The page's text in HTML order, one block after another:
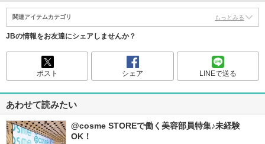
関連アイテムカテゴリ もっとみる
JBの情報をお友達にシェアしませんか？
ポスト シェア LINEで送る
あわせて読みたい
@cosme STOREで働く美容部員特集♪未経験
OK！